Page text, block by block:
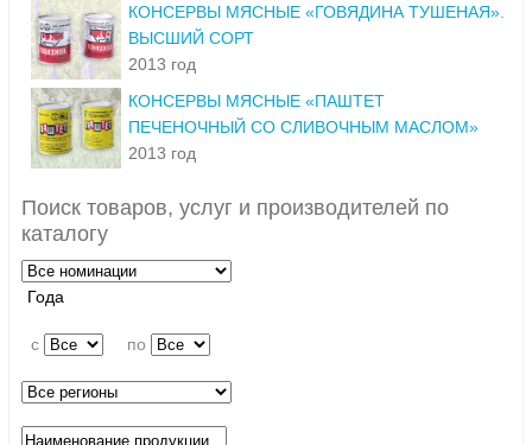
КОНСЕРВЫ МЯСНЫЕ «ГОВЯДИНА ТУШЕНАЯ».
ВЫСШИЙ СОРТ
2013 год
КОНСЕРВЫ МЯСНЫЕ «ПАШТЕТ
ПЕЧЕНОЧНЫЙ СО СЛИВОЧНЫМ МАСЛОМ»
2013 год
Поиск товаров, услуг и производителей по
каталогу
Года
c по